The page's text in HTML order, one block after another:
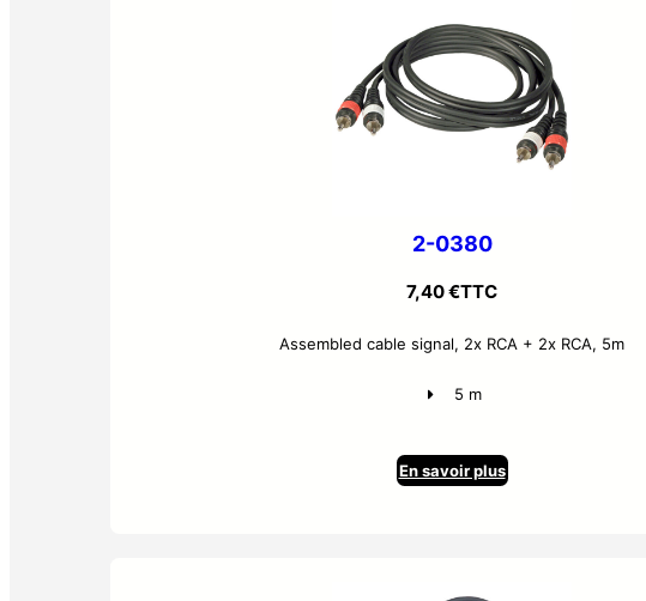
2-0380
7,40€TTC
Assembled cable signal, 2x RCA + 2x RCA, 5m
5 m
En savoir plus